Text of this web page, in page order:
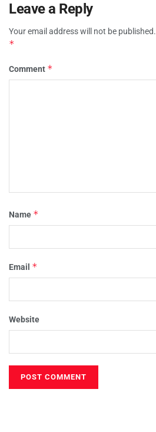
Leave a Reply
Your email address will not be published.
*
Comment *
Name *
Email *
Website